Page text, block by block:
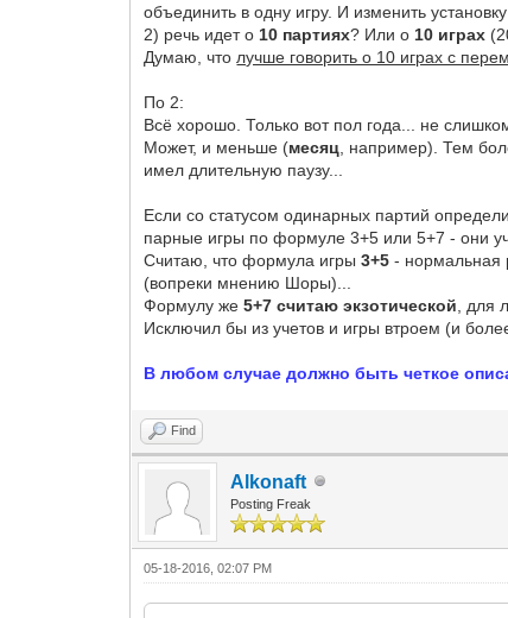
объединить в одну игру. И изменить
2) речь идет о 10 партиях? Или о 10 играх
Думаю, что лучше говорить о 10 играх с
По 2:
Всё хорошо. Только вот пол года... не
Может, и меньше (месяц , например). Тем
имел длительную паузу...
Если со статусом одинарных партий
парные игры по формуле 3+5 или 5+7 - они
Считаю, что формула игры3+5 - нормальная
(вопреки мнению Шоры)...
Формулу же5+7 считаю экзотической , для
Исключил бы из учетов и игры втроем (и
В любом случае должно быть четкое
Find
Alkonaft
Posting Freak
05-18-2016, 02:07 PM